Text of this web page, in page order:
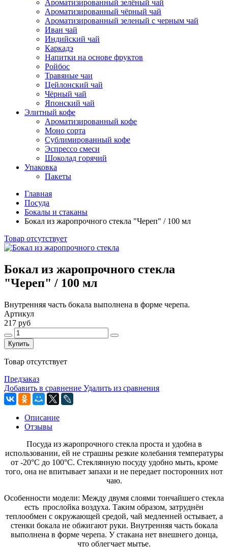
Ароматизированный зелёный чай
Ароматизированный чёрный чай
Ароматизированный зеленый с черным чай
Иван чай
Индийский чай
Каркадэ
Напитки на основе фруктов
Ройбос
Травяные чаи
Цейлонский чай
Чёрный чай
Японский чай
Элитный кофе
Ароматизированный кофе
Моно сорта
Сублимированный кофе
Эспрессо смеси
Шоколад горячий
Упаковка
Пакеты
Главная
Посуда
Бокалы и стаканы
Бокал из жаропрочного стекла "Череп" / 100 мл
Товар отсутствует
Бокал из жаропрочного стекла
"Череп" / 100 мл
Внутренняя часть бокала выполнена в форме черепа.
Артикул
217 руб
Купить
Товар отсутствует
Предзаказ
Добавить в сравнение Удалить из сравнения
Описание
Отзывы
Посуда из жаропрочного стекла проста и удобна в
использовании, ей не страшны резкие колебания температуры
от -20°C до 100°C. Стеклянную посуду удобно мыть, кроме
того, она не впитывает запахи и не передает посторонних нот
чаю.
Особенности модели: Между двумя слоями тончайшего стекла
есть прослойка воздуха. Таким образом, затруднён
теплообмен с окружающей средой, чай медленней остывает, а
стенки бокала не обжигают руки. Внутренняя часть бокала
выполнена в форме черепа. У стакана нет внешнего донца,
что облегчает мытье.